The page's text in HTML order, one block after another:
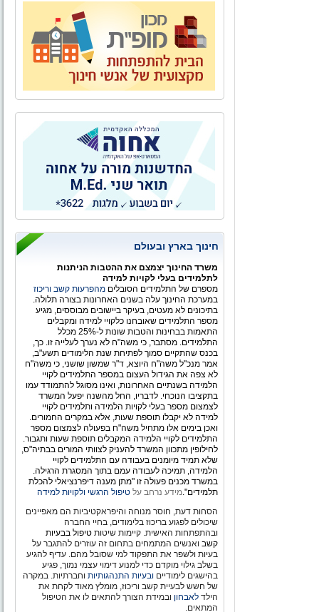
חינוך בארץ ובעולם
משרד החינוך יצמצם את ההטבות הניתנות
לתלמידים בעלי לקויות למידה
מספרם של התלמידים הסובלים מהפרעות קשב וריכוז
במערכת החינוך עלה בשנים האחרונות בצורה תלולה.
בתיכונים לא מעטים, בעיקר ביישובים מבוססים, מגיע
מספר התלמידים שאובחנו כלקויי למידה ומקבלים
התאמות בבחינות והטבות שונות ל-25% מכלל
התלמידים. מסתבר, כי משה"ח לא נערך לעלייה זו. כך,
בכנס שהתקיים סמוך לפתיחת שנת הלימודים תשע"ב,
אמר מנכ"ל משה"ח היוצא, ד"ר שמשון שושני, כי משה"ח
לא צפה את הגידול העצום במספר התלמידים לקויי
הלמידה בשנתיים האחרונות, ואינו מסוגל להתמודד עמו
בתקציבו הנוכחי. לדבריו, החל מהשנה יפעל המשרד
לצמצום מספר בעלי לקויות הלמידה ותלמידים לקויי
למידה לא יקבלו תוספת שעות, אלא במקרים החמורים.
ואכן בימים אלו מתחיל משה"ח בפעולה לצמצום מספר
התלמידים לקויי הלמידה המקבלים תוספת שעות ותגבור.
לחילופין מתכוון המשרד להעניק לצוותי המורים בבתיה"ס,
שלא תמיד מיומנים בעבודה עם התלמידים לקויי
הלמידה, תמיכה לעבודה עמם בתוך המסגרת הרגילה.
במשרד מכנים פעולה זו "מתן מענה דיפרנציאלי להכלת
תלמידים".מידע נרחב על טיפול הרגשי ולקויות למידה
הסחות דעת, חוסר מנוחה והיפראקטיביות הם מאפיינים
שיכולים לפגוע בריכוז בלימודים, בחיי החברה
ובהתפתחות האישית. קיימות שיטות טיפול בבעיות
קשב ואנשים המתמחים בתחום זה עוזרים להתגבר על
בעיות ולשפר את התפקוד למי שסובל מהם. עדיף להגיע
בשלב גילוי מוקדם כדי למנוע דימוי עצמי נמוך, פגיע
בהישגים לימודיים ובעיות התנהגותיות וחברתיות. במקרה
של חשש לבעיית קשב וריכוז, מומלץ מאוד לקחת את
הילד לאבחון ובמידת הצורך להתאים לו את הטיפול
המתאים.